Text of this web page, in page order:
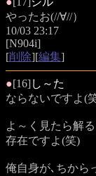
やったお(//∀//）
10/03 23:17
[N904i]
[削除][編集]
●[16]し～た
ならないですよ(
よ～く見たら解
存在ですよ(笑)
俺自身が､ちから